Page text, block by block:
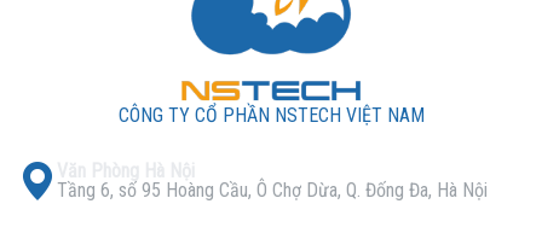
CÔNG TY CỔ PHẦN NSTECH VIỆT NAM
Tầng 6, số 95 Hoàng Cầu, Ô Chợ Dừa, Q. Đống Đa, Hà Nội